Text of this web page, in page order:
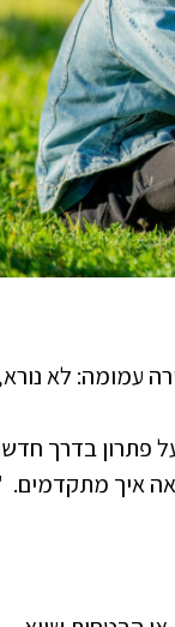
עמומה: לא
פתרון בדרך
איך מתקדמים.